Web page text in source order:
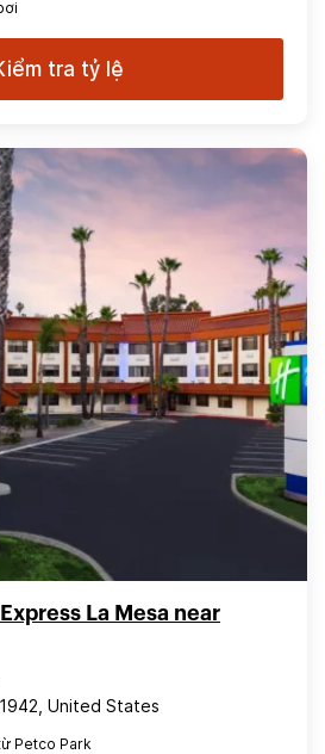
tra tỷ lệ
La Mesa near
United States
Petco Park